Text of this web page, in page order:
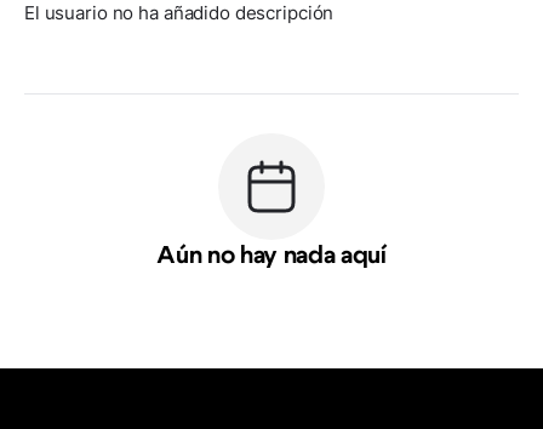
El usuario no ha añadido descripción
Aún no hay nada aquí